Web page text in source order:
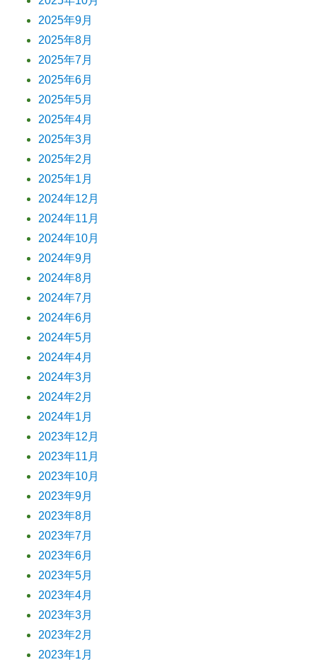
2025年9月
2025年8月
2025年7月
2025年6月
2025年5月
2025年4月
2025年3月
2025年2月
2025年1月
2024年12月
2024年11月
2024年10月
2024年9月
2024年8月
2024年7月
2024年6月
2024年5月
2024年4月
2024年3月
2024年2月
2024年1月
2023年12月
2023年11月
2023年10月
2023年9月
2023年8月
2023年7月
2023年6月
2023年5月
2023年4月
2023年3月
2023年2月
2023年1月